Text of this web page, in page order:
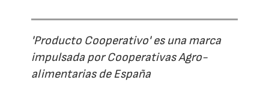
'Producto Cooperativo' es una marca
impulsada por Cooperativas Agro-
alimentarias de España